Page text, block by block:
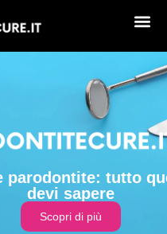
parodontite: tutto
devi sapere
Scopri di più